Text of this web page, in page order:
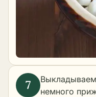
немного